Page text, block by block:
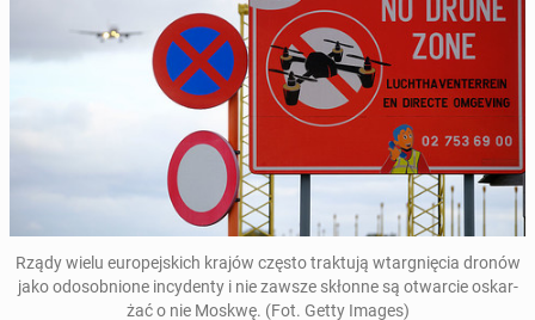
Rządy wielu eu­ro­pej­skich krajów często trak­tu­ją wtar­gnię­cia dronów
jako od­osob­nio­ne in­cy­den­ty i nie zawsze skłonne są otwar­cie oskar­
żać o nie Moskwę. (Fot. Getty Images)